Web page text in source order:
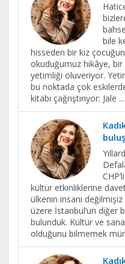
bile
hisseden bir kız
okuduğumuz hikâye,
yetimliği oluveriyor.
bu noktada çok
kitabı çağrıştırıyor: Jale ...
kültür etkinliklerine
ülkenin insanı
üzere İstanbul’un diğer
bulunduk. Kültür ve
olduğunu bilmemek